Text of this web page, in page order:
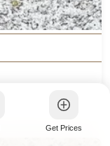
Get Prices